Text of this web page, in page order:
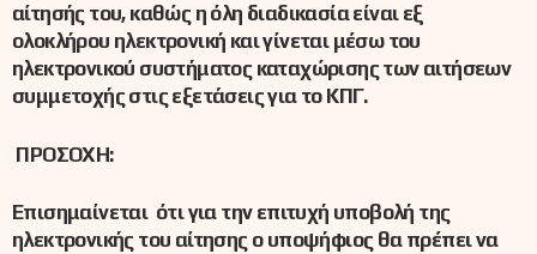
αίτησής του, καθώς η όλη διαδικασία είναι εξ
ολοκλήρου ηλεκτρονική και γίνεται μέσω του
ηλεκτρονικού συστήματος καταχώρισης των αιτήσεων
συμμετοχής στις εξετάσεις για το ΚΠΓ.
ΠΡΟΣΟΧΗ:
Επισημαίνεται ότι για την επιτυχή υποβολή της
ηλεκτρονικής του αίτησης ο υποψήφιος θα πρέπει να